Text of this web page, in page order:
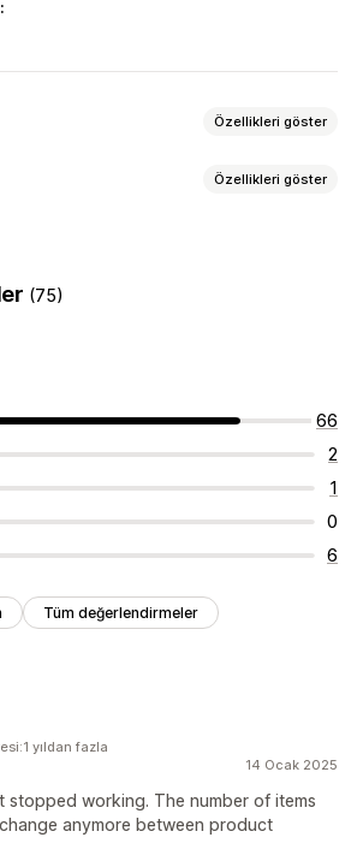
Özellikleri göster
Özellikleri göster
Envanter takibi
(75)
66
2
1
0
6
Tüm değerlendirmeler
14 Ocak 2025
working. The number of items
anymore between product
yıldan fazla